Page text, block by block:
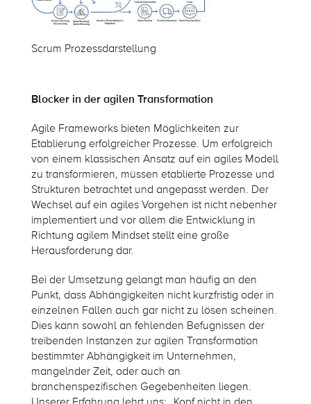
Scrum Prozessdarstellung
Blocker in der agilen Transformation
Agile Frameworks bieten Möglichkeiten zur
Etablierung erfolgreicher Prozesse. Um erfolgreich
von einem klassischen Ansatz auf ein agiles Modell
zu transformieren, müssen etablierte Prozesse und
Strukturen betrachtet und angepasst werden. Der
Wechsel auf ein agiles Vorgehen ist nicht nebenher
implementiert und vor allem die Entwicklung in
Richtung agilem Mindset stellt eine große
Herausforderung dar.
Bei der Umsetzung gelangt man häufig an den
Punkt, dass Abhängigkeiten nicht kurzfristig oder in
einzelnen Fällen auch gar nicht zu lösen scheinen.
Dies kann sowohl an fehlenden Befugnissen der
treibenden Instanzen zur agilen Transformation
bestimmter Abhängigkeit im Unternehmen,
mangelnder Zeit, oder auch an
branchenspezifischen Gegebenheiten liegen.